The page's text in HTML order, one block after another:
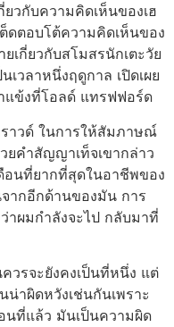
วกับความคิดเห็นของเฮ
ดตอบโต้ความคิดเห็นของ
เกี่ยวกับสโมสรนักเตะวัย
วลาหนึ่งฤดูกาล เปิดเผย
แข้งที่โอลด์ แทรฟฟอร์ด
าวด์ ในการให้สัมภาษณ์
ยคำสัญญาเท็จเขากล่าว
อนที่ยากที่สุดในอาชีพของ
ากอีกด้านของมัน การ
าผมกำลังจะไป กลับมาที่
วรจะยังคงเป็นที่หนึ่ง แต่
าผิดหวังเช่นกันเพราะ
นที่แล้ว มันเป็นความผิด